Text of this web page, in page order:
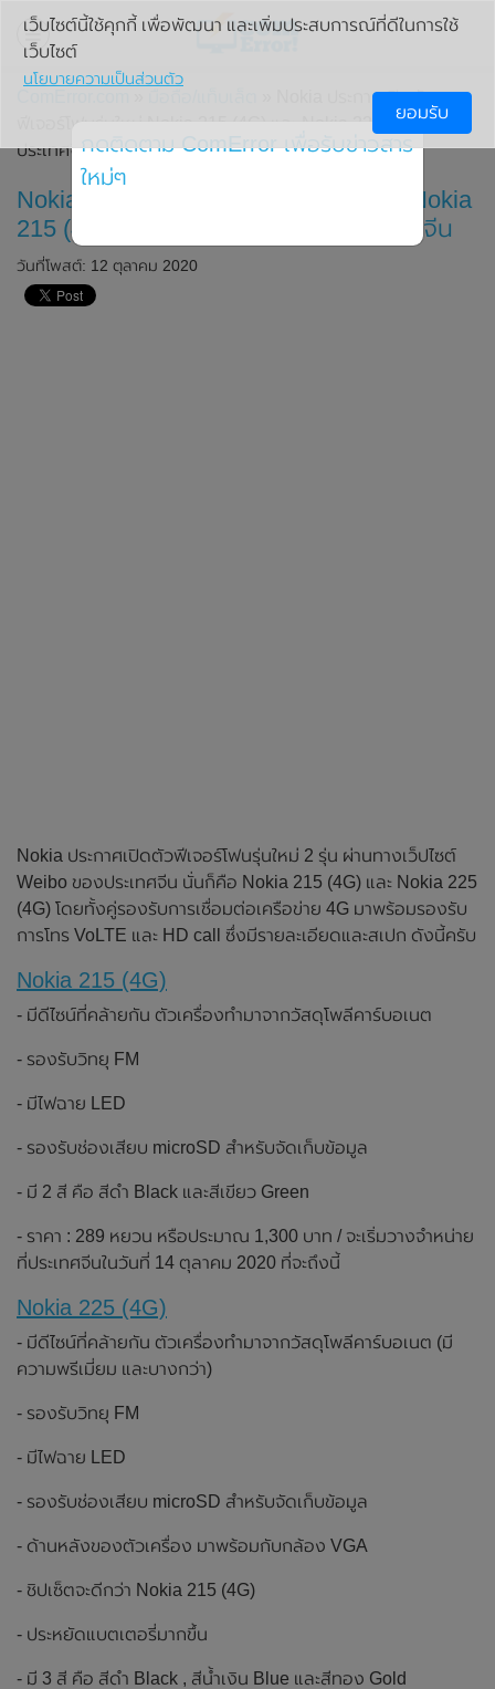
» Nokia ประกาศเปิดตัว
ฟีเจอร์โฟนรุ่นใหม่ Nokia 215 (4G) และ Nokia 225 (4G) ใน
ประเทศจีน
Nokia ประกาศเปิดตัวฟีเจอร์โฟนรุ่นใหม่ Nokia
215 (4G) และ Nokia 225 (4G) ในประเทศจีน
วันที่โพสต์: 12 ตุลาคม 2020
Nokia ประกาศเปิดตัวฟีเจอร์โฟนรุ่นใหม่ 2 รุ่น ผ่านทางเว็ปไซต์
Weibo ของประเทศจีน นั่นก็คือ Nokia 215 (4G) และ Nokia 225
(4G) โดยทั้งคู่รองรับการเชื่อมต่อเครือข่าย 4G มาพร้อมรองรับ
การโทร VoLTE และ HD call ซึ่งมีรายละเอียดและสเปก ดังนี้ครับ
Nokia 215 (4G)
- มีดีไซน์ที่คล้ายกัน ตัวเครื่องทำมาจากวัสดุโพลีคาร์บอเนต
- รองรับวิทยุ FM
- มีไฟฉาย LED
- รองรับช่องเสียบ microSD สำหรับจัดเก็บข้อมูล
- มี 2 สี คือ สีดำ Black และสีเขียว Green
- ราคา : 289 หยวน หรือประมาณ 1,300 บาท / จะเริ่มวางจำหน่าย
ที่ประเทศจีนในวันที่ 14 ตุลาคม 2020 ที่จะถึงนี้
Nokia 225 (4G)
- มีดีไซน์ที่คล้ายกัน ตัวเครื่องทำมาจากวัสดุโพลีคาร์บอเนต (มี
ความพรีเมี่ยม และบางกว่า)
- รองรับวิทยุ FM
- มีไฟฉาย LED
- รองรับช่องเสียบ microSD สำหรับจัดเก็บข้อมูล
- ด้านหลังของตัวเครื่อง มาพร้อมกับกล้อง VGA
- ชิปเซ็ตจะดีกว่า Nokia 215 (4G)
- ประหยัดแบตเตอรี่มากขึ้น
- มี 3 สี คือ สีดำ Black , สีน้ำเงิน Blue และสีทอง Gold
เว็บไซต์นี้ใช้คุกกี้ เพื่อพัฒนา และเพิ่มประสบการณ์ที่ดีในการใช้
เว็บไซต์
นโยบายความเป็นส่วนตัว
ยอมรับ
กดติดตาม ComError เพื่อรับข่าวสาร
ใหม่ๆ